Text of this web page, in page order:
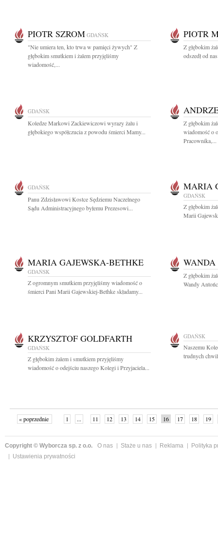
PIOTR SZROM GDAŃSK
"Nie umiera ten, kto trwa w pamięci żywych" Z
głębokim smutkiem i żalem przyjęliśmy
wiadomość,...
PIOTR
Z głębokim
odszedł od
GDAŃSK
Koledze Markowi Zackiewiczowi wyrazy żalu i
głębokiego współczucia z powodu śmierci Mamy...
Z głębokim
wiadomość o
Pracownika,...
GDAŃSK
Panu Zdzisławowi Kostce Sędziemu Naczelnego
Sądu Administracyjnego byłemu Prezesowi...
MARIA
GDAŃSK
Z głębokim
Marii
MARIA GAJEWSKA-BETHKE
GDAŃSK
Z ogromnym smutkiem przyjęliśmy wiadomość o
śmierci Pani Marii Gajewskiej-Bethke składamy...
Z głębokim
Wandy
KRZYSZTOF GOLDFARTH
GDAŃSK
Z głębokim żalem i smutkiem przyjęliśmy
wiadomość o odejściu naszego Kolegi i Przyjaciela...
GDAŃSK
Naszemu
trudnych
« poprzednie 1 ... 11 12 13 14 15 16 17 18
19
Copyright © Wyborcza sp. z o.o. O nas Staże u nas Reklama
Polityka
Ustawienia prywatności